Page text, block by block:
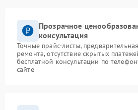
Прозрачное
консультация
Точные прайс-листы,
ремонта, отсутствие скрытых
бесплатной консультации по
сайте